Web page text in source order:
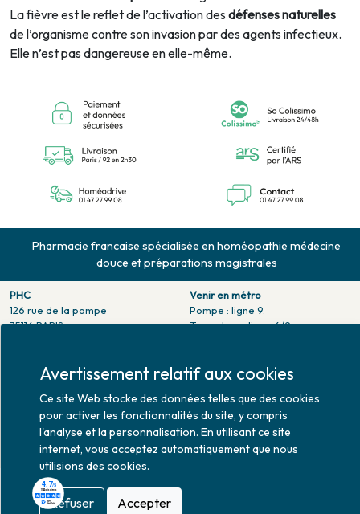
La fièvre est le reflet de l’activation des défenses naturelles
de l’organisme contre son invasion par des agents infectieux.
Elle n’est pas dangereuse en elle-même.
Pharmacie francaise spécialisée en homéopathie médecine
douce et préparations magistrales
PHC
126 rue de la pompe
75116 PARIS
Horaires d'ouverture
Lundi : 10h30 - 20h00
Mardi au vendredi : 9h00 -
20h00
Samedi : 9h30 - 20h00
Venir en métro
Pompe : ligne 9.
Trocadero : ligne 6/9.
Venir en bus
Avertissement relatif aux cookies
Ce site Web stocke des données telles que des cookies
pour activer les fonctionnalités du site, y compris
l'analyse et la personnalisation. En utilisant ce site
internet, vous acceptez automatiquement que nous
utilisions des cookies.
Refuser Accepter